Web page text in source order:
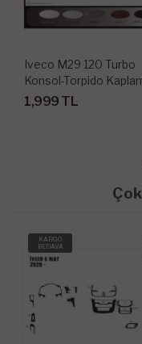
Iveco M29 120 Turbo
Konsol-Torpido
1999-2002 16 Parça
1,999 TL
KARGO
BEDAVA